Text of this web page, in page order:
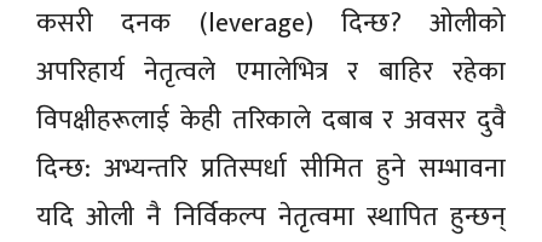
कसरी दनक (leverage) दिन्छ? ओलीको
अपरिहार्य नेतृत्वले एमालेभित्र र बाहिर रहेका
विपक्षीहरूलाई केही तरिकाले दबाब र अवसर दुवै
दिन्छ: अभ्यन्तरि प्रतिस्पर्धा सीमित हुने सम्भावना
यदि ओली नै निर्विकल्प नेतृत्वमा स्थापित हुन्छन्